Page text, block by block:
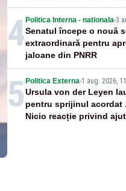
4 Politica Interna - nationala-3
Senatul începe o nouă
extraordinară pentru
jaloane din PNRR
5 Politica Externa-1 aug. 2026,
Ursula von der Leyen
pentru sprijinul acordat
Nicio reacție privind